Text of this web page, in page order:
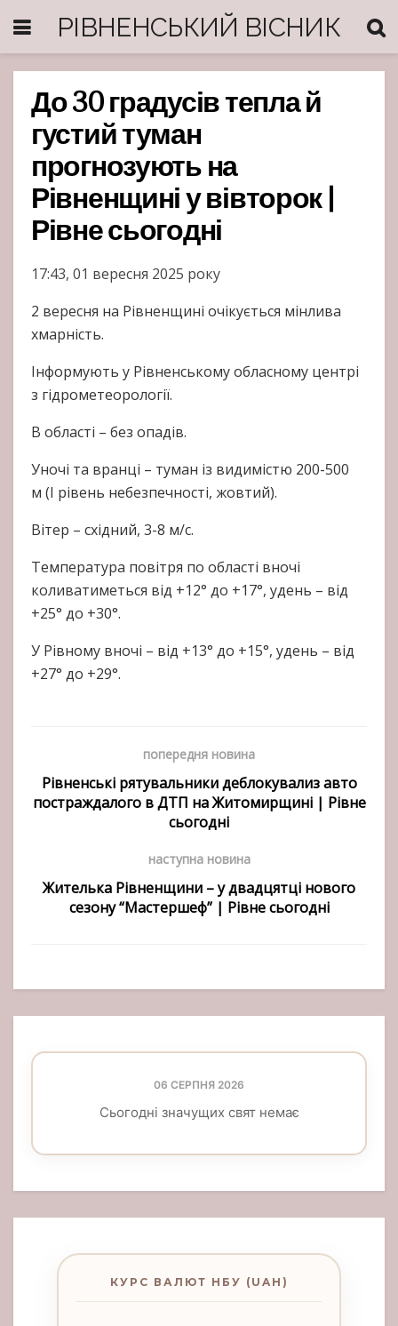
РІВНЕНСЬКИЙ ВІСНИК
До 30 градусів тепла й
густий туман
прогнозують на
Рівненщині у вівторок |
Рівне сьогодні
17:43, 01 вересня 2025 року
2 вересня на Рівненщині очікується мінлива
хмарність.
Інформують у Рівненському обласному центрі
з гідрометеорології.
В області – без опадів.
Уночі та вранці – туман із видимістю 200-500
м (І рівень небезпечності, жовтий).
Вітер – східний, 3-8 м/с.
Температура повітря по області вночі
коливатиметься від +12° до +17°, удень – від
+25° до +30°.
У Рівному вночі – від +13° до +15°, удень – від
+27° до +29°.
попередня новина
Рівненські рятувальники деблокувализ авто
постраждалого в ДТП на Житомирщині | Рівне
сьогодні
наступна новина
Жителька Рівненщини – у двадцятці нового
сезону “Мастершеф” | Рівне сьогодні
06 СЕРПНЯ 2026
Сьогодні значущих свят немає
КУРС ВАЛЮТ НБУ (UAH)